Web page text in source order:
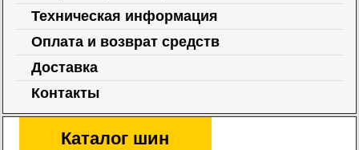
Техническая информация
Оплата и возврат средств
Доставка
Контакты
Каталог шин